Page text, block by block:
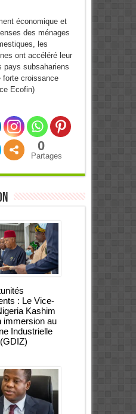
économique et
des ménages
les
ont accéléré leur
pays subsahariens
forte croissance
Ecofin)
0
Partages
: Le Vice-
Kashim
immersion au
Industrielle